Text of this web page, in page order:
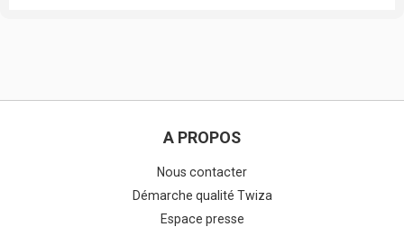
A PROPOS
Nous contacter
Démarche qualité Twiza
Espace presse